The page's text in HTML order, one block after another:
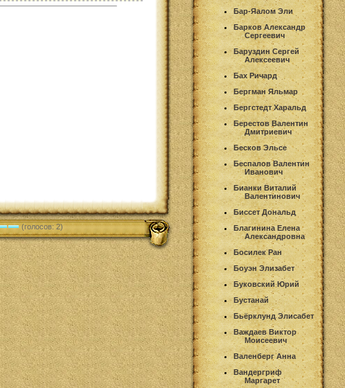
(голосов: 2)
Бар-Яалом Эли
Барков Александр
Сергеевич
Баруздин Сергей
Алексеевич
Бах Ричард
Бергман Яльмар
Бергстедт Харальд
Берестов Валентин
Дмитриевич
Бесков Эльсе
Беспалов Валентин
Иванович
Бианки Виталий
Валентинович
Биссет Дональд
Благинина Елена
Александровна
Босилек Ран
Боуэн Элизабет
Буковский Юрий
Бустанай
Бьёрклунд Элисабет
Важдаев Виктор
Моисеевич
Валенберг Анна
Вандергриф
Маргарет